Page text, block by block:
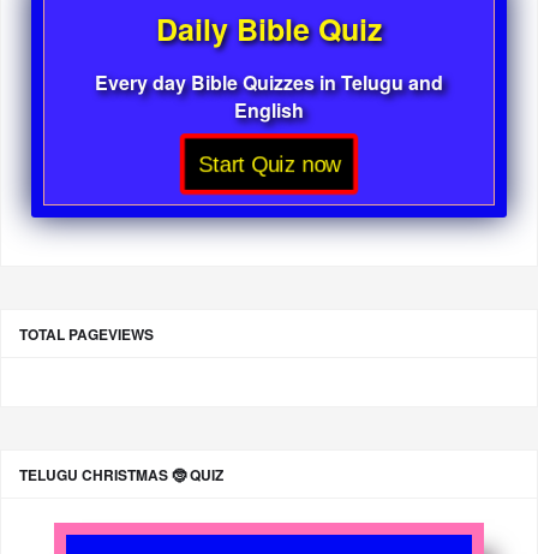
Daily Bible Quiz
Every day Bible Quizzes in Telugu and
English
Start Quiz now
TOTAL PAGEVIEWS
TELUGU CHRISTMAS 🤶 QUIZ